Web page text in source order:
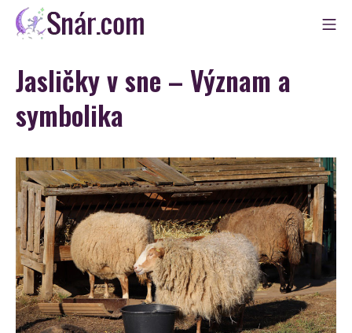
Skip
Snár
Jasličky v sne – Význam a
symbolika